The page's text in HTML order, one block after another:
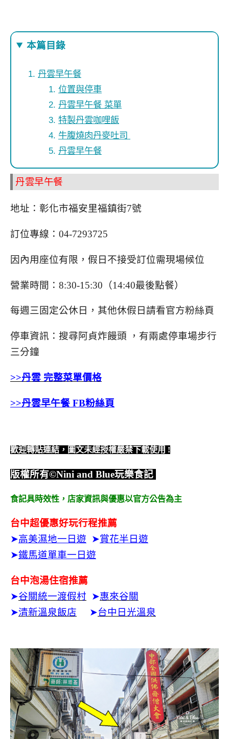
本篇目錄
丹雲早午餐
位置與停車
丹雲早午餐 菜單
特製丹雲咖哩飯
牛腹燒肉丹麥吐司
丹雲早午餐
丹雲早午餐
地址：彰化市福安里福鎮街7號
訂位專線：04-7293725
因內用座位有限，假日不接受訂位需現場候位
營業時間：8:30-15:30（14:40最後點餐）
每週三固定公休日，其他休假日請看官方粉絲頁
停車資訊：搜尋阿貞炸饅頭 ，有兩處停車場步行
三分鐘
>>丹雲 完整菜單價格
>>丹雲早午餐 FB粉絲頁
歡迎轉貼連結，圖文未經授權嚴禁下載使用 !
版權所有©Nini and Blue玩樂食記
食記具時效性， 店家資訊與優惠以官方公告為主
台中超優惠好玩行程推薦
➤高美濕地一日遊 ➤賞花半日遊
➤鐵馬道單車一日遊
台中泡湯住宿推薦
➤谷關統一渡假村 ➤惠來谷關
➤清新溫泉飯店 ➤台中日光溫泉